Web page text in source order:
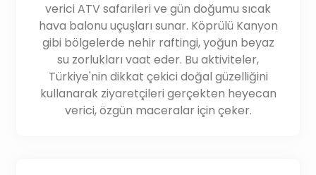
verici ATV safarileri ve gün doğumu sıcak
hava balonu uçuşları sunar. Köprülü Kanyon
gibi bölgelerde nehir raftingi, yoğun beyaz
su zorlukları vaat eder. Bu aktiviteler,
Türkiye'nin dikkat çekici doğal güzelliğini
kullanarak ziyaretçileri gerçekten heyecan
verici, özgün maceralar için çeker.